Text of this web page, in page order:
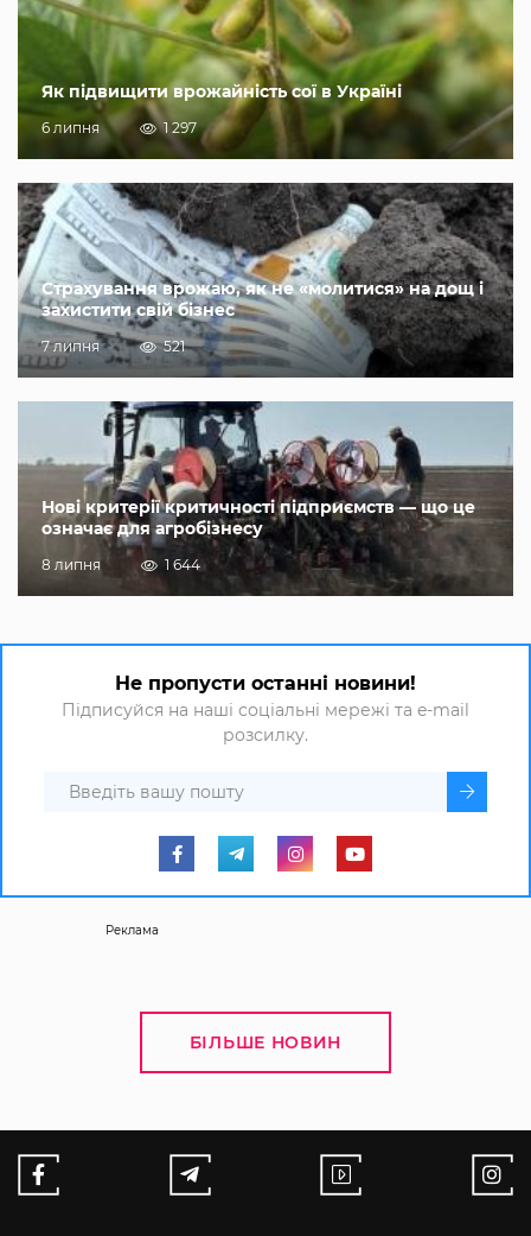
Як підвищити врожайність сої в Україні
6 липня 1 297
Страхування врожаю, як не «молитися» на дощ і
захистити свій бізнес
7 липня 521
Нові критерії критичності підприємств — що це
означає для агробізнесу
8 липня 1 644
Не пропусти останні новини!
Підписуйся на наші соціальні мережі та e-mail
розсилку.
Реклама
БІЛЬШЕ НОВИН